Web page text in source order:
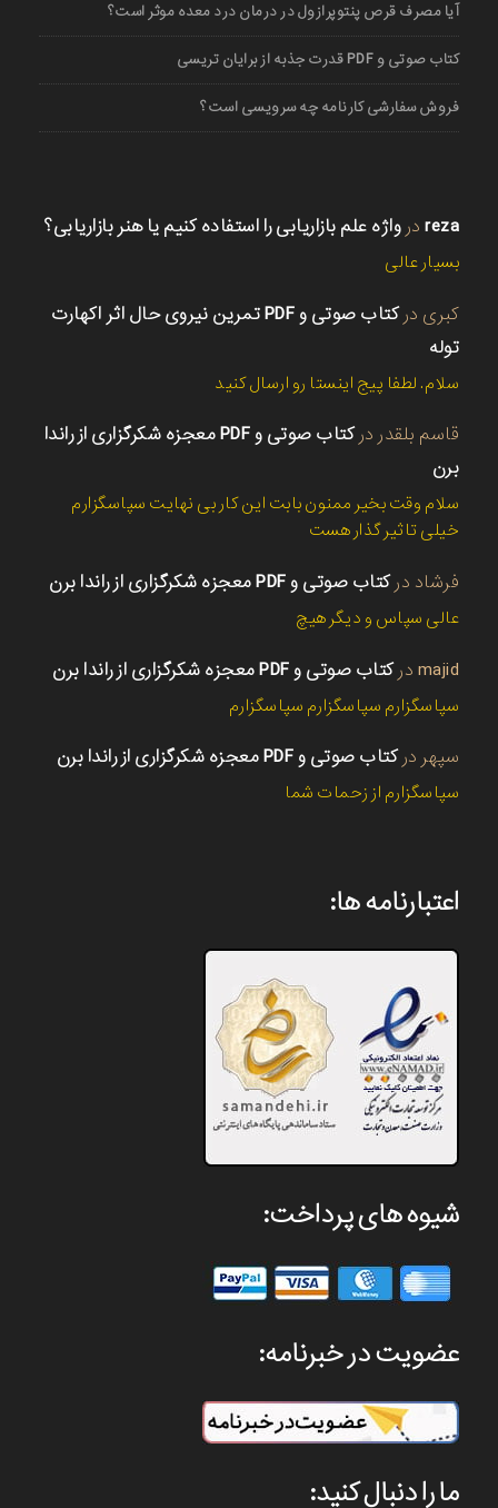
آیا مصرف قرص پنتوپرازول در درمان درد معده موثر است؟
کتاب صوتی و PDF قدرت جذبه از برایان تریسی
فروش سفارشی کارنامه چه سرویسی است؟
reza در واژه علم بازاریابی را استفاده کنیم یا هنر بازاریابی؟
بسیار عالی
کبری در
کتاب صوتی و PDF تمرین نیروی حال اثر اکهارت
توله
سلام. لطفا پیج اینستا رو ارسال کنید
قاسم بلقدر در
کتاب صوتی و PDF معجزه شکرگزاری از راندا
برن
سلام وقت بخیر ممنون بابت این کار بی نهایت سپاسگزارم
خیلی تاثیر گذار هست
فرشاد درکتاب صوتی و PDF معجزه شکرگزاری از راندا برن
عالی سپاس و دیگر هیچ
majid درکتاب صوتی و PDF معجزه شکرگزاری از راندا برن
سپاسگزارم سپاسگزارم سپاسگزارم
سپهر درکتاب صوتی و PDF معجزه شکرگزاری از راندا برن
سپاسگزارم از زحمات شما
اعتبارنامه ها:
شیوه های پرداخت:
عضویت در خبرنامه:
ما را دنبال کنید: